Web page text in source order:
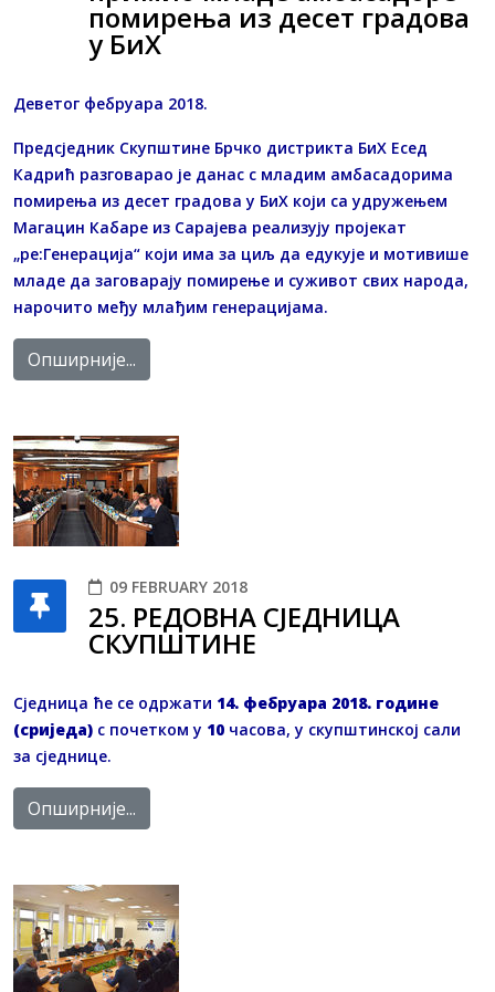
помирења из десет градова
у БиХ
Деветог фебруара 2018.
Предсједник Скупштине Брчко дистрикта БиХ Есед
Кадрић разговарао је данас с младим амбасадорима
помирења из десет градова у БиХ који са удружењем
Магацин Кабаре из Сарајева реализују пројекат
„ре:Генерација“ који има за циљ да едукује и мотивише
младе да заговарају помирење и суживот свих народа,
нарочито међу млађим генерацијама.
Опширније...
09 FEBRUARY 2018
25. РЕДОВНA СЈЕДНИЦA
СКУПШТИНЕ
Сједница ће се одржати 14. фебруара 2018. године
(сриједа) с почетком у 10 часова, у скупштинској сали
за сједнице.
Опширније...